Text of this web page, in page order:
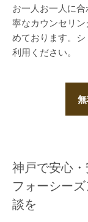
お一人お一人に
寧なカウンセリ
めております。
利用ください。
神戸で安心
フォーシー
談を